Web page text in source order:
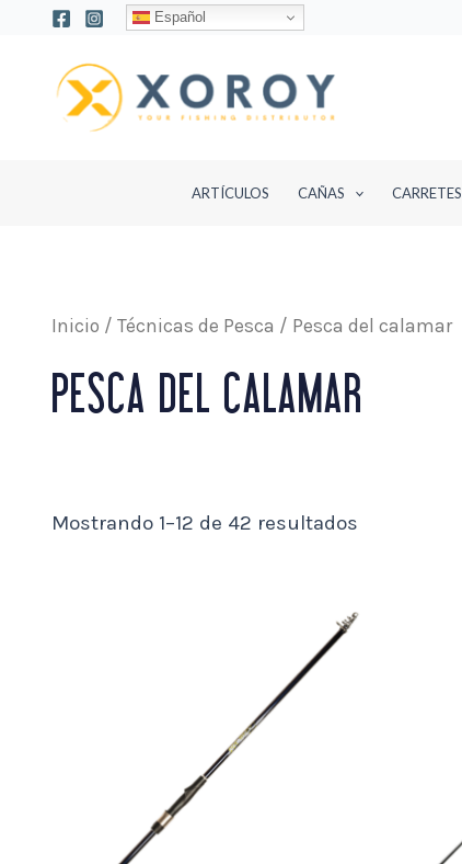
contenido
Español
ARTÍCULOS CAÑAS CARRETES
Inicio / Técnicas de Pesca / Pesca del calamar
PESCA DEL CALAMAR
Mostrando 1–12 de 42 resultados